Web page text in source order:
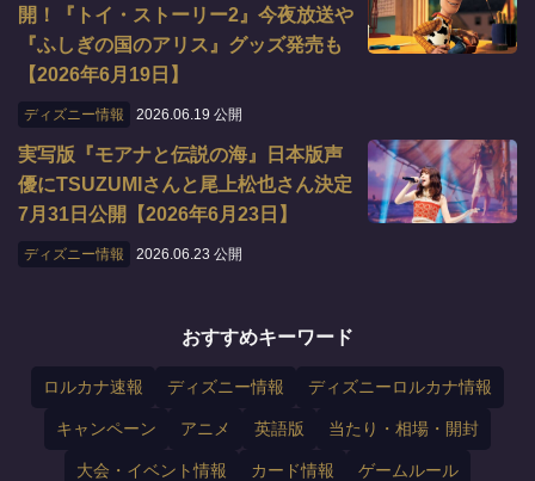
開！『トイ・ストーリー2』今夜放送や
『ふしぎの国のアリス』グッズ発売も
【2026年6月19日】
ディズニー情報 2026.06.19 公開
実写版『モアナと伝説の海』日本版声
優にTSUZUMIさんと尾上松也さん決定
7月31日公開【2026年6月23日】
ディズニー情報 2026.06.23 公開
おすすめキーワード
ロルカナ速報 ディズニー情報 ディズニーロルカナ情報
キャンペーン アニメ 英語版 当たり・相場・開封
大会・イベント情報 カード情報 ゲームルール